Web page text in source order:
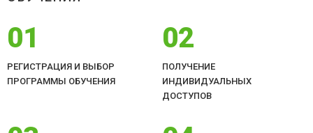
01
РЕГИСТРАЦИЯ И ВЫБОР
ПРОГРАММЫ ОБУЧЕНИЯ
02
ПОЛУЧЕНИЕ
ИНДИВИДУАЛЬНЫХ
ДОСТУПОВ